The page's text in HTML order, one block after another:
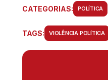
CATEGORIAS: POLÍTICA
TAGS: VIOLÊNCIA POLÍTICA